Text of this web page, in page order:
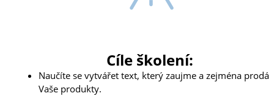
Cíle školení:
Naučíte se vytvářet text, který zaujme a zejména prodá
Vaše produkty.